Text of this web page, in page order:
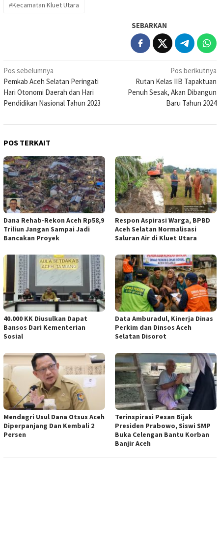
#Kecamatan Kluet Utara
SEBARKAN
Navigasi
pos
Pos sebelumnya
Pemkab Aceh Selatan Peringati
Hari Otonomi Daerah dan Hari
Pendidikan Nasional Tahun 2023
Pos berikutnya
Rutan Kelas IIB Tapaktuan
Penuh Sesak, Akan Dibangun
Baru Tahun 2024
POS TERKAIT
Dana Rehab-Rekon Aceh Rp58,9
Triliun Jangan Sampai Jadi
Bancakan Proyek
Respon Aspirasi Warga, BPBD
Aceh Selatan Normalisasi
Saluran Air di Kluet Utara
40.000 KK Diusulkan Dapat
Bansos Dari Kementerian
Sosial
Data Amburadul, Kinerja Dinas
Perkim dan Dinsos Aceh
Selatan Disorot
Mendagri Usul Dana Otsus Aceh
Diperpanjang Dan Kembali 2
Persen
Terinspirasi Pesan Bijak
Presiden Prabowo, Siswi SMP
Buka Celengan Bantu Korban
Banjir Aceh